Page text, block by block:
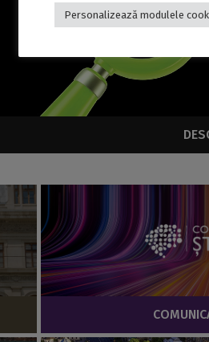
Personalizează modulele